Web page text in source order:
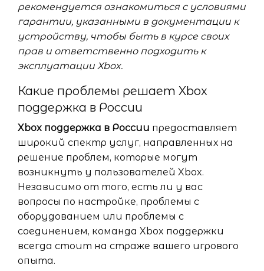
рекомендуется ознакомиться с условиями
гарантии, указанными в документации к
устройству, чтобы быть в курсе своих
прав и ответственно подходить к
эксплуатации Xbox.
Какие проблемы решает Xbox
поддержка в России
Xbox поддержка в России предоставляет
широкий спектр услуг, направленных на
решение проблем, которые могут
возникнуть у пользователей Xbox.
Независимо от того, есть ли у вас
вопросы по настройке, проблемы с
оборудованием или проблемы с
соединением, команда Xbox поддержки
всегда стоит на страже вашего игрового
опыта.